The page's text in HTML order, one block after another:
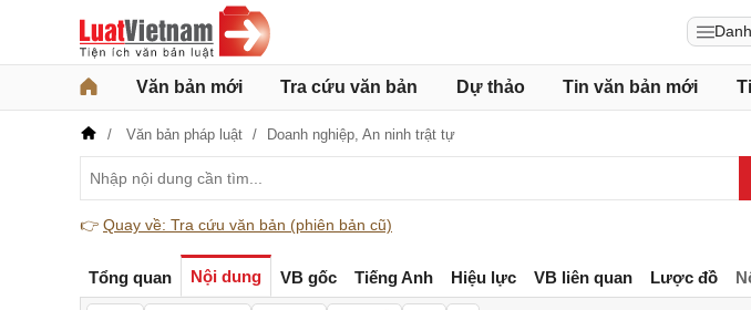
Văn bản mới Tra cứu văn bản Dự thảo Tin văn bản mới
Văn bản pháp luật Doanh nghiệp, An ninh trật tự
👉 Quay về: Tra cứu văn bản (phiên bản cũ)
Tổng quan Nội dung VB gốc Tiếng Anh Hiệu lực VB liên quan Lược đồ